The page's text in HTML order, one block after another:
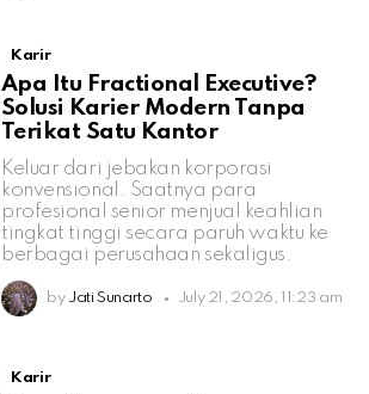
Karir
Apa Itu Fractional Executive?
Solusi Karier Modern Tanpa
Terikat Satu Kantor
Keluar dari jebakan korporasi
konvensional. Saatnya para
profesional senior menjual keahlian
tingkat tinggi secara paruh waktu ke
berbagai perusahaan sekaligus.
by Jati Sunarto July 21, 2026, 11:23 am
Karir